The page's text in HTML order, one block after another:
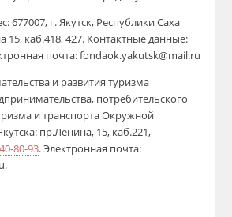
677007, г. Якутск, Республики Саха
15, каб.418, 427. Контактные данные:
почта: fondaok.yakutsk@mail.ru
и развития туризма
потребительского
и транспорта Окружной
пр.Ленина, 15, каб.221,
80-93. Электронная почта: